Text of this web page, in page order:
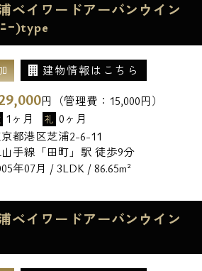
ベイワードアーバンウイン
ｰ)type
建物情報はこちら
円（管理費： 15,000円）
1ヶ月 礼 0ヶ月
都港区芝浦2-6-11
山手線「田町」駅 徒歩9分
年07月 / 3LDK / 86.65m²
ベイワードアーバンウイン